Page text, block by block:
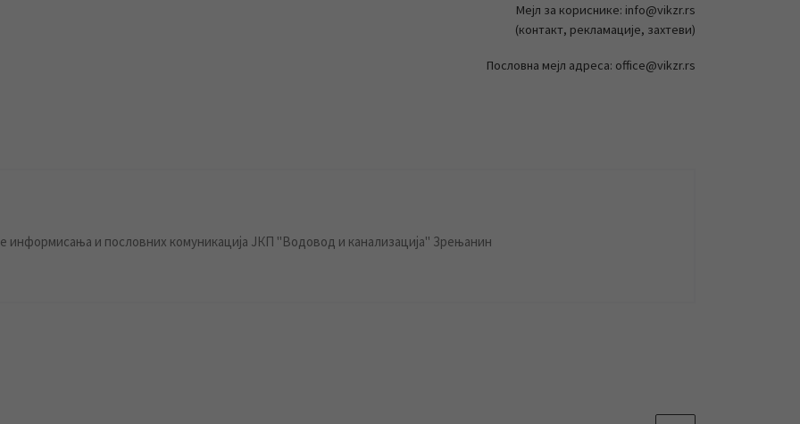
информисања и пословних комуникација ЈКП "Водовод и канализација" Зрењанин
Мејл за кориснике: info@vikzr.rs
(контакт, рекламације, захтеви)
Пословна мејл адреса: office@vikzr.rs